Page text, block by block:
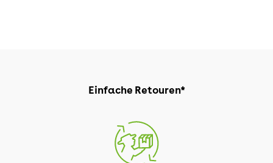
Einfache Retouren*